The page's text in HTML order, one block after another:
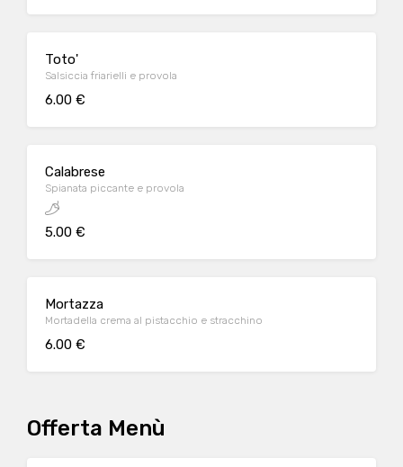
Toto'
Salsiccia friarielli e provola
6.00 €
Calabrese
Spianata piccante e provola
5.00 €
Mortazza
Mortadella crema al pistacchio e stracchino
6.00 €
Offerta Menù